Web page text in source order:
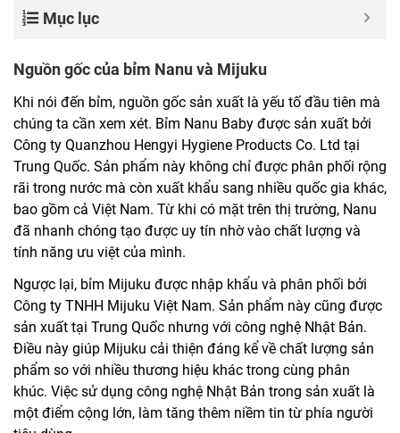
Mục lục
Nguồn gốc của bỉm Nanu và Mijuku
Khi nói đến bỉm, nguồn gốc sản xuất là yếu tố đầu tiên mà
chúng ta cần xem xét. Bỉm Nanu Baby được sản xuất bởi
Công ty Quanzhou Hengyi Hygiene Products Co. Ltd tại
Trung Quốc. Sản phẩm này không chỉ được phân phối rộng
rãi trong nước mà còn xuất khẩu sang nhiều quốc gia khác,
bao gồm cả Việt Nam. Từ khi có mặt trên thị trường, Nanu
đã nhanh chóng tạo được uy tín nhờ vào chất lượng và
tính năng ưu việt của mình.
Ngược lại, bỉm Mijuku được nhập khẩu và phân phối bởi
Công ty TNHH Mijuku Việt Nam. Sản phẩm này cũng được
sản xuất tại Trung Quốc nhưng với công nghệ Nhật Bản.
Điều này giúp Mijuku cải thiện đáng kể về chất lượng sản
phẩm so với nhiều thương hiệu khác trong cùng phân
khúc. Việc sử dụng công nghệ Nhật Bản trong sản xuất là
một điểm cộng lớn, làm tăng thêm niềm tin từ phía người